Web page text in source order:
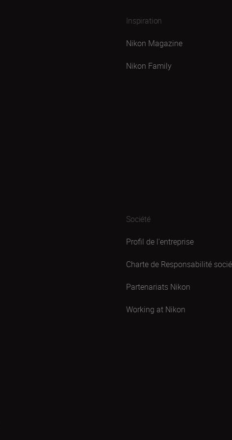
Inspiration
Nikon Magazine
Nikon Family
Société
Profil de l'entreprise
Charte de Responsabilité
Partenariats Nikon
Working at Nikon